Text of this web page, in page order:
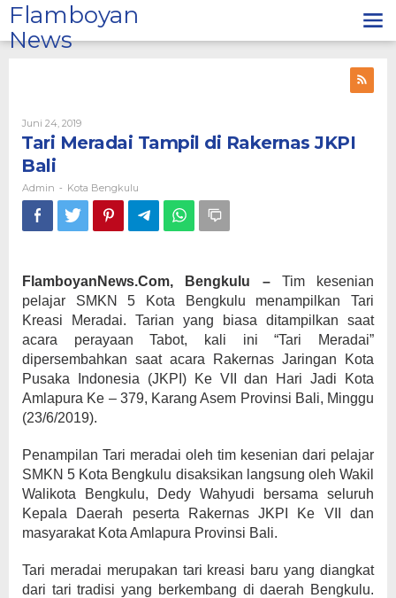
Lewati
ke
konten
Flamboyan
News
Juni 24, 2019Oleh
Tari Meradai Tampil di Rakernas JKPI
Bali
Admin - Kota Bengkulu
FlamboyanNews.Com, Bengkulu –Tim kesenian
pelajar SMKN 5 Kota Bengkulu menampilkan Tari
Kreasi Meradai. Tarian yang biasa ditampilkan saat
acara perayaan Tabot, kali ini “Tari Meradai”
dipersembahkan saat acara Rakernas Jaringan Kota
Pusaka Indonesia (JKPI) Ke VII dan Hari Jadi Kota
Amlapura Ke – 379, Karang Asem Provinsi Bali, Minggu
(23/6/2019).
Penampilan Tari meradai oleh tim kesenian dari pelajar
SMKN 5 Kota Bengkulu disaksikan langsung oleh Wakil
Walikota Bengkulu, Dedy Wahyudi bersama seluruh
Kepala Daerah peserta Rakernas JKPI Ke VII dan
masyarakat Kota Amlapura Provinsi Bali.
Tari meradai merupakan tari kreasi baru yang diangkat
dari tari tradisi yang berkembang di daerah Bengkulu.